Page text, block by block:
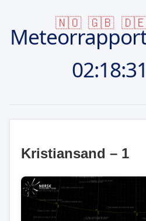
🇳🇴 🇬🇧
Kristiansand – 1